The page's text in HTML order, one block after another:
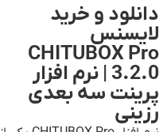
دانلود و خرید
لایسنس
CHITUBOX Pro
3.2.0 | نرم افزار
پرینت سه بعدی
رزینی